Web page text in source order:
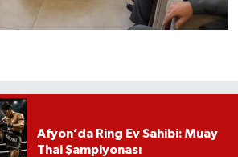
Afyon’da Ring Ev Sahibi: Muay
Thai Şampiyonası